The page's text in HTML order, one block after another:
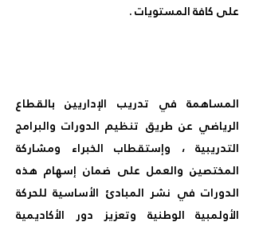
على كافة المستويات .
المساهمة في تدريب الإداريين بالقطاع
الرياضي عن طريق تنظيم الدورات والبرامج
التدريبية ، وإستقطاب الخبراء ومشاركة
المختصين والعمل على ضمان إسهام هذه
الدورات في نشر المبادئ الأساسية للحركة
الأولمبية الوطنية وتعزيز دور الأكاديمية